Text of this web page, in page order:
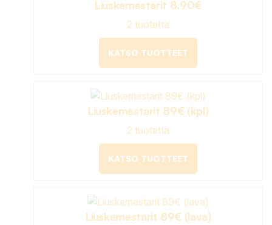
Liuskemestarit 8,90€
2 tuotetta
KATSO TUOTTEET
Liuskemestarit 89€ (kpl)
2 tuotetta
KATSO TUOTTEET
Liuskemestarit 89€ (lava)